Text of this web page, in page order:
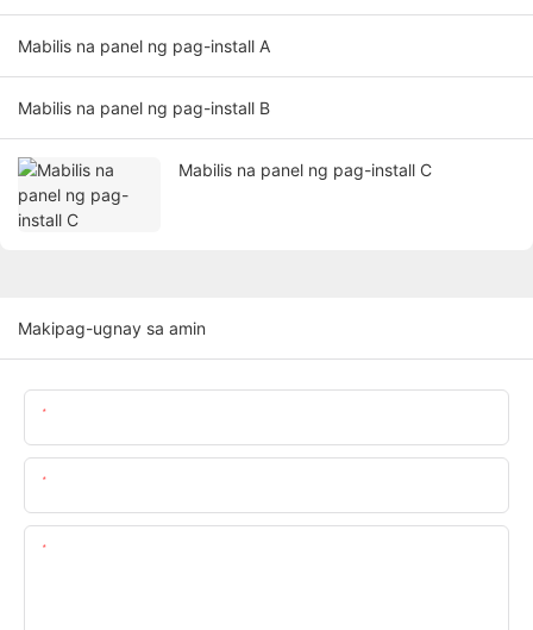
Mabilis na panel ng pag-install A
Mabilis na panel ng pag-install B
Mabilis na panel ng pag-install C
Makipag-ugnay sa amin